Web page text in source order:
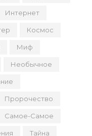
Интернет
Космос
Миф
Необычное
Пророчество
Самое-Самое
Тайна